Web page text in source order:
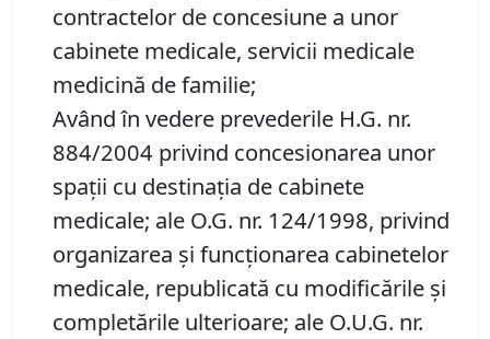
contractelor de concesiune a unor
cabinete medicale, servicii medicale
medicină de familie;
Având în vedere prevederile H.G. nr.
884/2004 privind concesionarea unor
spaţii cu destinaţia de cabinete
medicale; ale O.G. nr. 124/1998, privind
organizarea şi funcţionarea cabinetelor
medicale, republicată cu modificările şi
completările ulterioare; ale O.U.G. nr.